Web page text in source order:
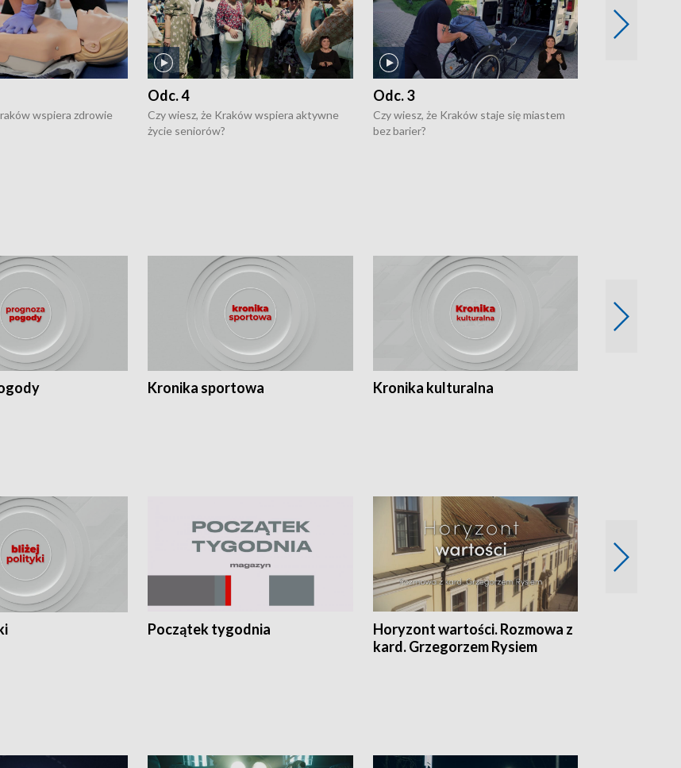
wspiera zdrowie
Odc. 4
Czy wiesz, że Kraków wspiera aktywne
życie seniorów?
Odc. 3
Czy wiesz, że Kraków staje się miastem
bez barier?
Kronika sportowa Kronika kulturalna
Początek tygodnia
Horyzont wartości. Rozmowa z
kard. Grzegorzem Rysiem